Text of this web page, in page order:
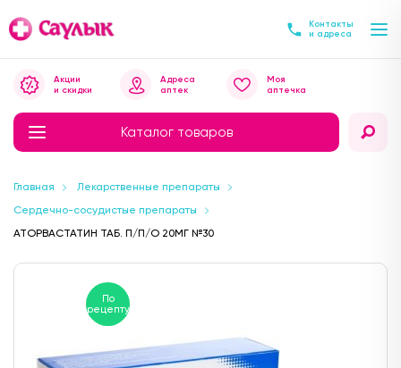
Контакты
и адреса
Каталог товаров
Акции
и скидки
Адреса
аптек
Моя
аптечка
Главная
Лекарственные препараты
Сердечно-сосудистые препараты
АТОРВАСТАТИН ТАБ. П/П/О 20МГ №30
По
рецепту